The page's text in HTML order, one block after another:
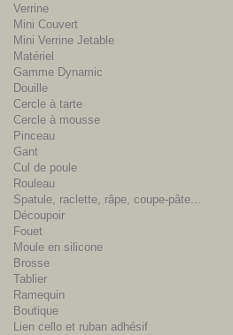
Verrine
Mini Couvert
Mini Verrine Jetable
Matériel
Gamme Dynamic
Douille
Cercle à tarte
Cercle à mousse
Pinceau
Gant
Cul de poule
Rouleau
Spatule, raclette, râpe, coupe-pâte...
Découpoir
Fouet
Moule en silicone
Brosse
Tablier
Ramequin
Boutique
Lien cello et ruban adhésif